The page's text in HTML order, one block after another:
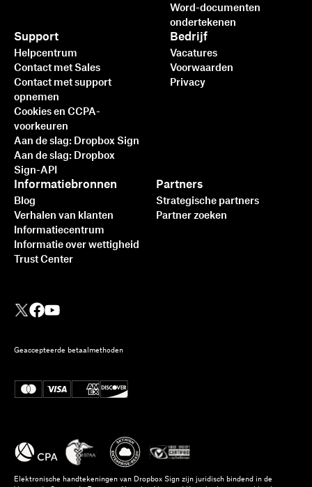
Word-documenten
ondertekenen
Support
Helpcentrum
Contact met Sales
Contact met support
opnemen
Cookies en CCPA-
voorkeuren
Aan de slag: Dropbox Sign
Aan de slag: Dropbox
Sign-API
Informatiebronnen
Blog
Verhalen van klanten
Informatiecentrum
Informatie over wettigheid
Trust Center
Partners
Strategische partners
Partner zoeken
Bedrijf
Vacatures
Voorwaarden
Privacy
Geaccepteerde betaalmethoden
Elektronische handtekeningen van Dropbox Sign zijn juridisch bindend in de